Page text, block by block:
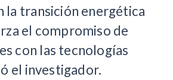
la transición energética
el compromiso de
con las tecnologías
el investigador.